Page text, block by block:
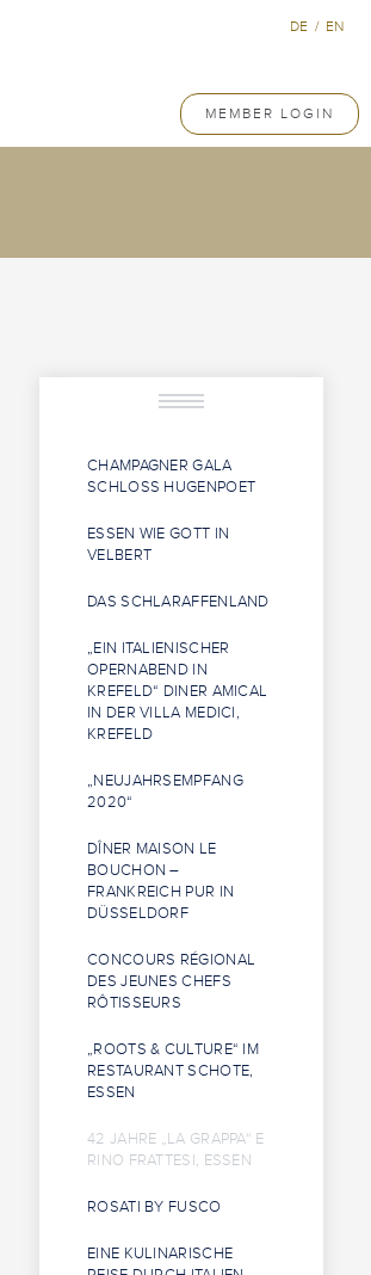
MEMBER LOGIN
DE / EN
CHAMPAGNER GALA
SCHLOSS HUGENPOET
ESSEN WIE GOTT IN
VELBERT
DAS SCHLARAFFENLAND
„EIN ITALIENISCHER
OPERNABEND IN
KREFELD“ DINER AMICAL
IN DER VILLA MEDICI,
KREFELD
„NEUJAHRSEMPFANG
2020“
DÎNER MAISON LE
BOUCHON –
FRANKREICH PUR IN
DÜSSELDORF
CONCOURS RÉGIONAL
DES JEUNES CHEFS
RÔTISSEURS
„ROOTS & CULTURE“ IM
RESTAURANT SCHOTE,
ESSEN
42 JAHRE „LA GRAPPA“ E
RINO FRATTESI, ESSEN
ROSATI BY FUSCO
EINE KULINARISCHE